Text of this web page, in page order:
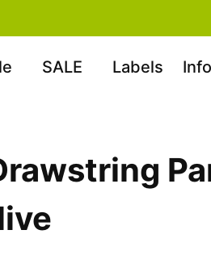
SALE Labels Info